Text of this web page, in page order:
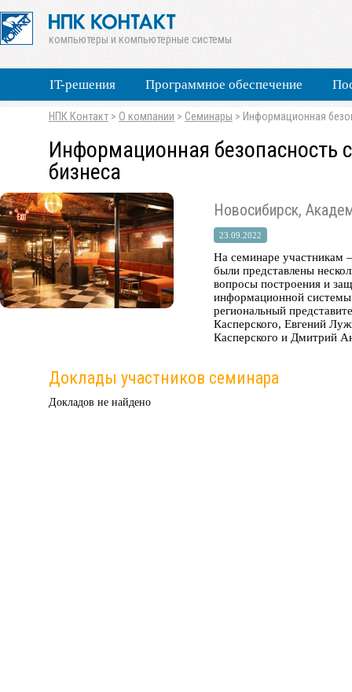
IT-решения Программное обеспечение
компьютеры и компьютерные системы
НПК Контакт > О компании > Семинары > Информационная
Информационная безопасность
бизнеса
Новосибирск,
23.09.2022
На семинаре участникам
были представлены
вопросы построения и
информационной
региональный
Касперского, Евгений
Касперского и Дмитрий
Доклады участников семинара
Докладов не найдено